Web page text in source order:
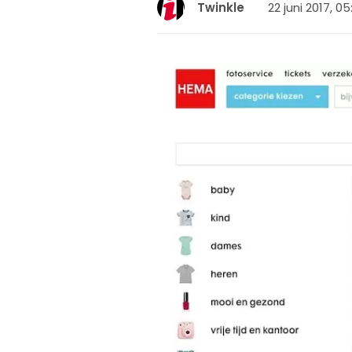
Twinkle 22 juni 2017,